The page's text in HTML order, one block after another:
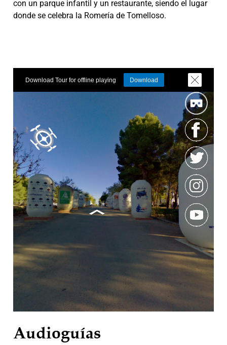
con un parque infantil y un restaurante, siendo el lugar
donde se celebra la Romería de Tomelloso.
Audioguías